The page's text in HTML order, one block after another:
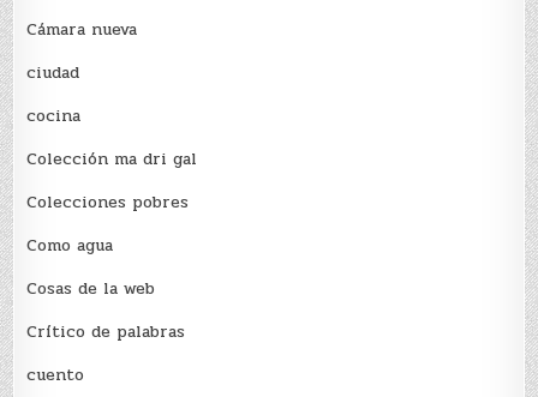
Cámara nueva
ciudad
cocina
Colección ma dri gal
Colecciones pobres
Como agua
Cosas de la web
Crítico de palabras
cuento